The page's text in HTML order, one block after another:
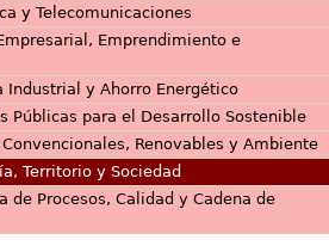
y Telecomunicaciones
Emprendimiento e
Industrial y Ahorro Energético
Públicas para el Desarrollo Sostenible
Renovables y Ambiente
Territorio y Sociedad
de Procesos, Calidad y Cadena de